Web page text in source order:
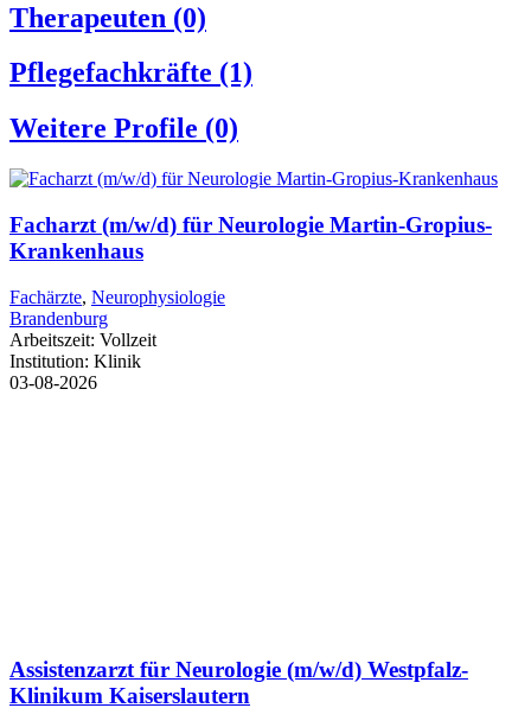
Therapeuten (0)
Pflegefachkräfte (1)
Weitere Profile (0)
Facharzt (m/w/d) für Neurologie Martin-Gropius-
Krankenhaus
Fachärzte, Neurophysiologie
Brandenburg
Arbeitszeit: Vollzeit
Institution: Klinik
03-08-2026
Assistenzarzt für Neurologie (m/w/d) Westpfalz-
Klinikum Kaiserslautern